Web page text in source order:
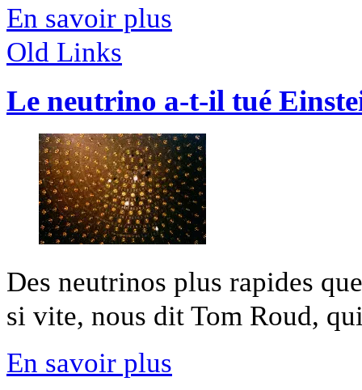
En savoir plus
Old Links
Le neutrino a-t-il tué
Des neutrinos plus rapides
si vite, nous dit Tom Roud,
En savoir plus